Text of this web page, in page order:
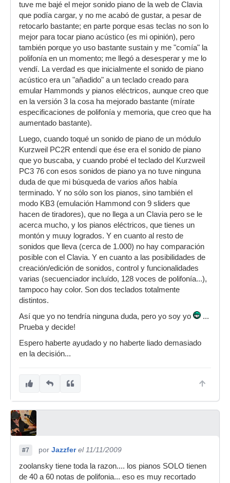
tuve me bajé el mejor sonido piano de la web de Clavia
que podía cargar, y no me acabó de gustar, a pesar de
retocarlo bastante; en parte porque esas teclas no son lo
mejor para tocar piano acústico (es mi opinión), pero
también porque yo uso bastante sustain y me "comía" la
polifonía en un momento; me llegó a desesperar y me lo
vendí. La verdad es que inicialmente el sonido de piano
acústico era un "añadido" a un teclado creado para
emular Hammonds y pianos eléctricos, aunque creo que
en la versión 3 la cosa ha mejorado bastante (mírate
especificaciones de polifonía y memoria, que creo que ha
aumentado bastante).
Luego, cuando toqué un sonido de piano de un módulo
Kurzweil PC2R entendí que ése era el sonido de piano
que yo buscaba, y cuando probé el teclado del Kurzweil
PC3 76 con esos sonidos de piano ya no tuve ninguna
duda de que mi búsqueda de varios años había
terminado. Y no sólo son los pianos, sino también el
modo KB3 (emulación Hammond con 9 sliders que
hacen de tiradores), que no llega a un Clavia pero se le
acerca mucho, y los pianos eléctricos, que tienes un
montón y muuy logrados. Y en cuanto al resto de
sonidos que lleva (cerca de 1.000) no hay comparación
posible con el Clavia. Y en cuanto a las posibilidades de
creación/edición de sonidos, control y funcionalidades
varias (secuenciador incluído, 128 voces de polifonía...),
tampoco hay color. Son dos teclados totalmente
distintos.
Así que yo no tendría ninguna duda, pero yo soy yo
...
Prueba y decide!
Espero haberte ayudado y no haberte liado demasiado
en la decisión...
#7 por Jazzfer el 11/11/2009
zoolansky tiene toda la razon.... los pianos SOLO tienen
de 40 a 60 notas de polifonia... eso es muy recortado